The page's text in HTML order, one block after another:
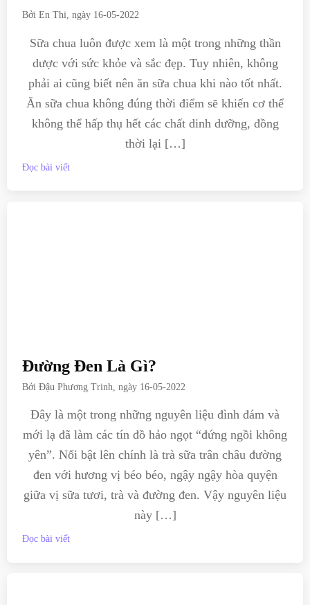
BởiEn Thi , ngày 16-05-2022
Sữa chua luôn được xem là một trong những thần
dược với sức khỏe và sắc đẹp. Tuy nhiên, không
phải ai cũng biết nên ăn sữa chua khi nào tốt nhất.
Ăn sữa chua không đúng thời điểm sẽ khiến cơ thể
không thể hấp thụ hết các chất dinh dưỡng, đồng
thời lại […]
Đọc bài viết
Đường Đen Là Gì?
BởiĐậu Phương Trinh , ngày 16-05-2022
Đây là một trong những nguyên liệu đình đám và
mới lạ đã làm các tín đồ hảo ngọt “đứng ngồi không
yên”. Nổi bật lên chính là trà sữa trân châu đường
đen với hương vị béo béo, ngậy ngậy hòa quyện
giữa vị sữa tươi, trà và đường đen. Vậy nguyên liệu
này […]
Đọc bài viết